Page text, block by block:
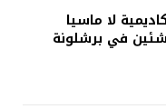
لا ماسيا
في برشلونة